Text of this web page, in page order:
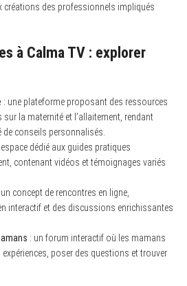
créations des professionnels impliqués
à Calma TV : explorer
: une plateforme proposant des ressources
sur la maternité et l’allaitement, rendant
de conseils personnalisés.
dédié aux guides pratiques
contenant vidéos et témoignages variés
un concept de rencontres en ligne,
interactif et des discussions enrichissantes
: un forum interactif où les mamans
expériences, poser des questions et trouver